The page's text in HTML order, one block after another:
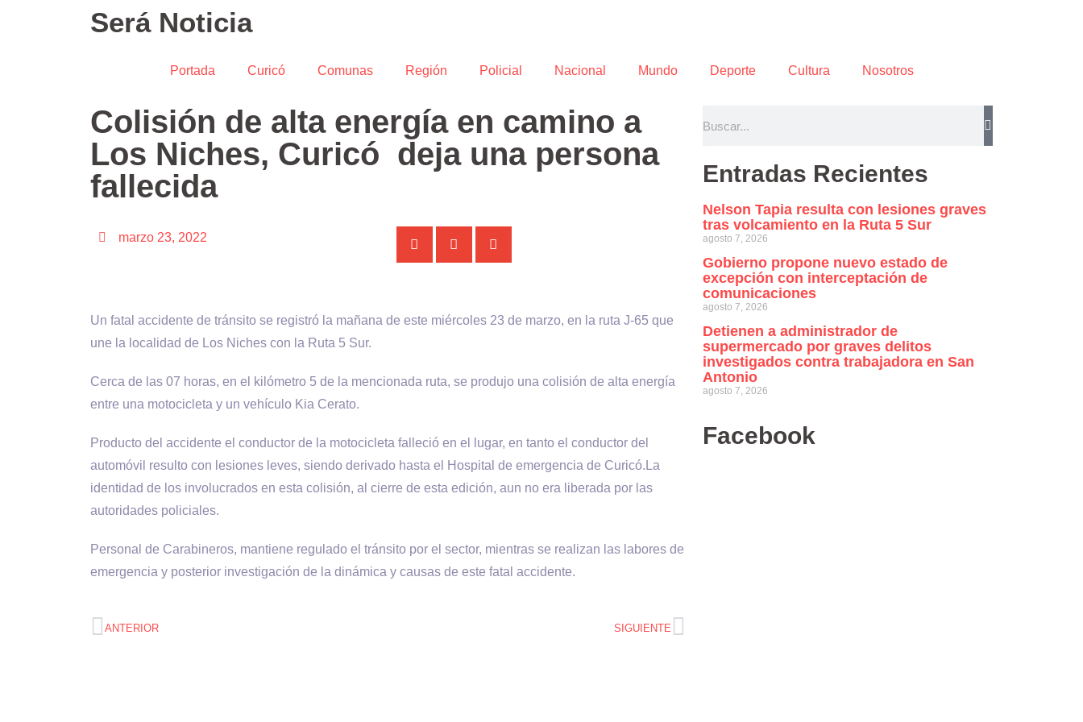
Será Noticia
Portada Curicó Comunas Región Policial Nacional Mundo Deporte Cultura Nosotros
Colisión de alta energía en camino a
Los Niches, Curicó deja una persona
fallecida
marzo 23, 2022
Un fatal accidente de tránsito se registró la mañana de este miércoles 23 de marzo, en la ruta J-65 que
une la localidad de Los Niches con la Ruta 5 Sur.
Cerca de las 07 horas, en el kilómetro 5 de la mencionada ruta, se produjo una colisión de alta energía
entre una motocicleta y un vehículo Kia Cerato.
Producto del accidente el conductor de la motocicleta falleció en el lugar, en tanto el conductor del
automóvil resulto con lesiones leves, siendo derivado hasta el Hospital de emergencia de Curicó.La
identidad de los involucrados en esta colisión, al cierre de esta edición, aun no era liberada por las
autoridades policiales.
Personal de Carabineros, mantiene regulado el tránsito por el sector, mientras se realizan las labores de
emergencia y posterior investigación de la dinámica y causas de este fatal accidente.
ANTERIOR SIGUIENTE
Entradas Recientes
Nelson Tapia resulta con lesiones graves
tras volcamiento en la Ruta 5 Sur
agosto 7, 2026
Gobierno propone nuevo estado de
excepción con interceptación de
comunicaciones
agosto 7, 2026
Detienen a administrador de
supermercado por graves delitos
investigados contra trabajadora en San
Antonio
agosto 7, 2026
Facebook